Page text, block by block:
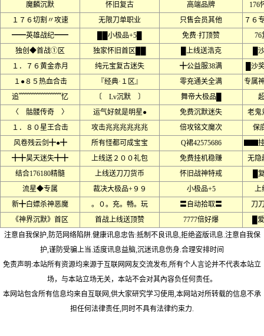
魔麟沉默
怀旧复古 高端品牌
176
１７６切割〃攻速
无限刀单职业 只售会员其他
７６
━━英雄战纪━━
██小极品+5█ 免费·打顶赞
76
独创◆首战①区
独家怀旧首区██ █上线送浩克
█
１．７６黄金赤月
纯元宝复古迷失 ╋公益服38满
█沙
１●８５热血合击
『经典·１区』 零充通关全满
专属
追﹌﹌﹌﹌﹌﹌忆
〔 Lv沉默 〕 舞帝大极品█
〈 骷髅传奇 〉
运气好就是明星● 免费沉默迷失
老
１．８０星王合击
攻击兆兆兆兆兆兆 倍攻铭文魔次
保
风卷残云剑╋●╋
所有怪都可成宝宝 Q裙42575686
▇▇
╋╋昊天迷失╋╋
上线送２００礼包 免费挂机稳赚
无隐
结合176180精髓
上线送刀刀货币 怀旧战神特戒
█
流星◆专属
裁决大极品+９９ 小极品+5
上
新╋白嫖杀神恶魔
。０。充。畅。玩 〓自动拾取〓
刀
《神界沉默》首区
首战上线送顶赞 7777倍好爆
█
注意自我保护,防范网络陷阱.健康讯息忠告:抵制不良讯息,拒绝盗版讯息.注意自我保
护,谨防受骗上当.适度讯息益脑,沉迷讯息伤身.合理安排时间
免责声明:本站所有资源均来源于互联网网友交流发布,所有个人言论并不代表本站立
场，与本站立场无关，本站不会对其內容负任何责任。
本网站包含所有信息均来自互联网,供大家研究学习使用,本网站对所转载的信息不承
担任何法律责任,同时不具有法律约束力.